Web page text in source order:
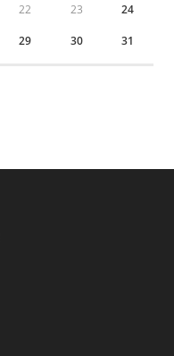
22 23 24
29 30 31